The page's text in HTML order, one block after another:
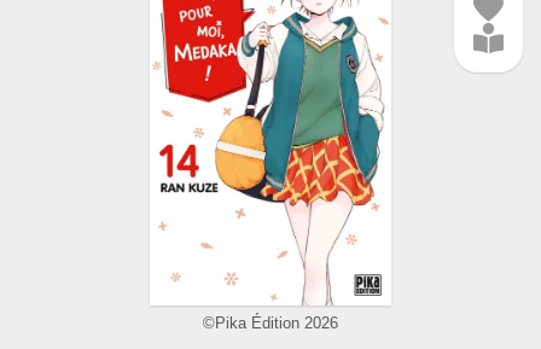
©Pika Édition 2026